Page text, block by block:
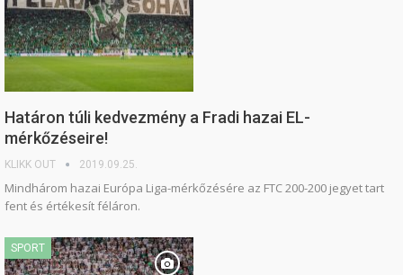
Határon túli kedvezmény a Fradi hazai EL-
mérkőzéseire!
KLIKK OUT 2019.09.25.
Mindhárom hazai Európa Liga-mérkőzésére az FTC 200-200 jegyet tart
fent és értékesít féláron.
SPORT